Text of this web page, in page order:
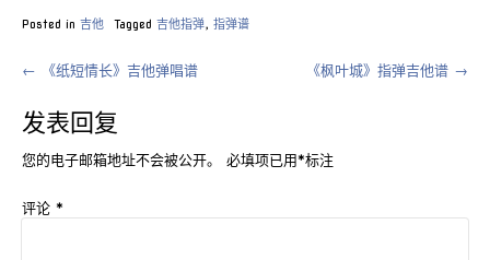
Posted in 吉他 Tagged 吉他指弹, 指弹谱
Post
navigation
← 《纸短情长》吉他弹唱谱 《枫叶城》指弹吉他谱 →
发表回复
您的电子邮箱地址不会被公开。 必填项已用*标注
评论 *